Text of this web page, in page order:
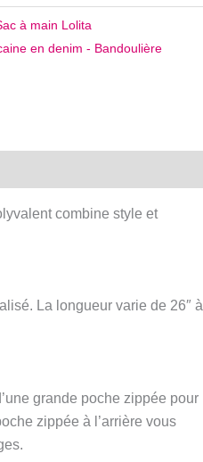
à main Lolita
en denim - Bandoulière
combine style et
La longueur varie de 26″ à
grande poche zippée pour
zippée à l’arrière vous